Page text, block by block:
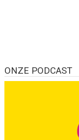
ONZE PODCAST